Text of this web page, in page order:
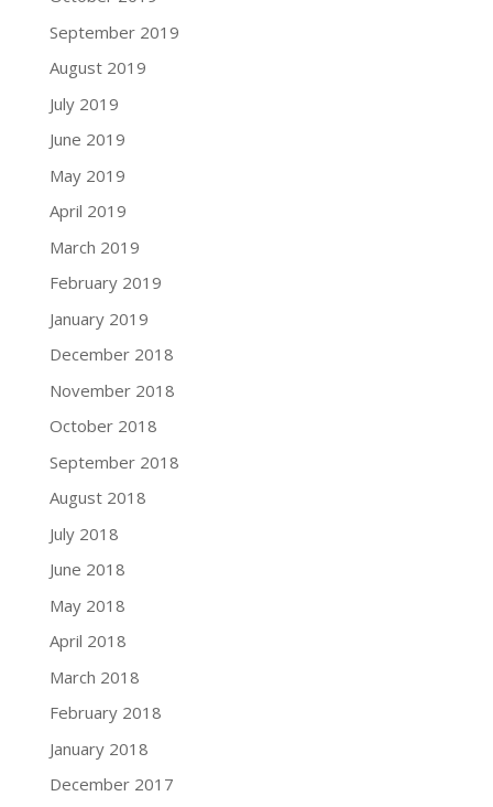
September 2019
August 2019
July 2019
June 2019
May 2019
April 2019
March 2019
February 2019
January 2019
December 2018
November 2018
October 2018
September 2018
August 2018
July 2018
June 2018
May 2018
April 2018
March 2018
February 2018
January 2018
December 2017